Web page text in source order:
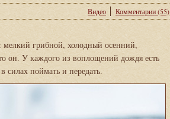
Видео Комментарии (55)
грибной, холодный осенний,
он. У каждого из воплощений дождя есть
силах поймать и передать.